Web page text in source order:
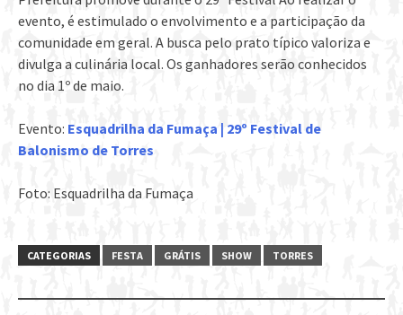
evento, é estimulado o envolvimento e a participação da
comunidade em geral. A busca pelo prato típico valoriza e
divulga a culinária local. Os ganhadores serão conhecidos
no dia 1º de maio.
Evento: Esquadrilha da Fumaça | 29º Festival de
Balonismo de Torres
Foto: Esquadrilha da Fumaça
CATEGORIAS FESTA GRÁTIS SHOW TORRES